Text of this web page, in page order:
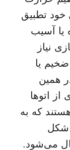
خود تطبیق
یا آسیب
نیاز
یا
همین
اتوها
که به
شکل
می‌شود.